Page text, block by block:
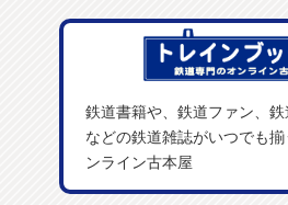
鉄道書籍や、鉄道ファン、
などの鉄道雑誌がいつでも
ンライン古本屋